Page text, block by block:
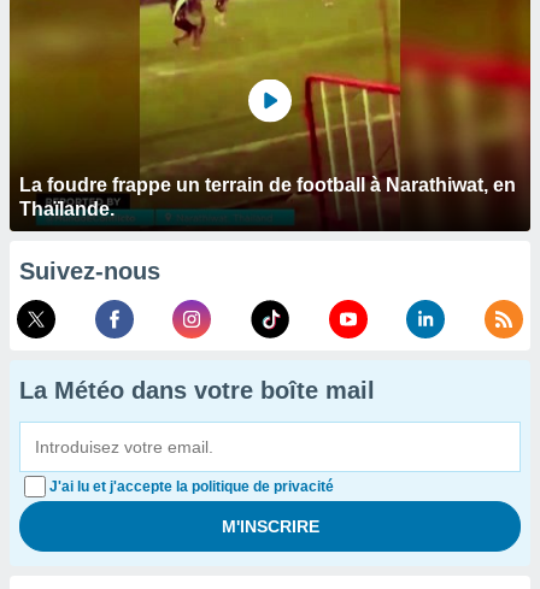
La foudre frappe un terrain de football à Narathiwat, en
Thaïlande.
Suivez-nous
La Météo dans votre boîte mail
J'ai lu et j'accepte la politique de privacité